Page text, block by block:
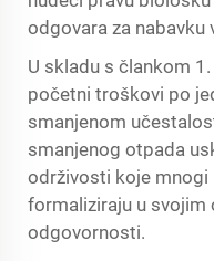
odgovara za nabavku
U skladu s člankom
početni troškovi po
smanjenom
smanjenog otpada
održivosti koje mnogi
formaliziraju u
odgovornosti.